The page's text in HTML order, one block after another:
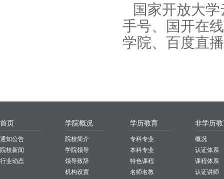
国家开放大学
手号、国开在
学院、百度直
首页
通知公告
院校新闻
行业动态
学院概况
院校简介
学院领导
领导致辞
机构设置
学历教育
专科专业
本科专业
特色课程
名师名教
非学历
概况
认证体系
课程体系
认证讲师